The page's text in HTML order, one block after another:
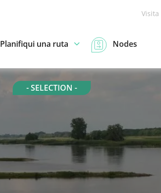
Planifiqui una ruta Nodes
- SELECTION -